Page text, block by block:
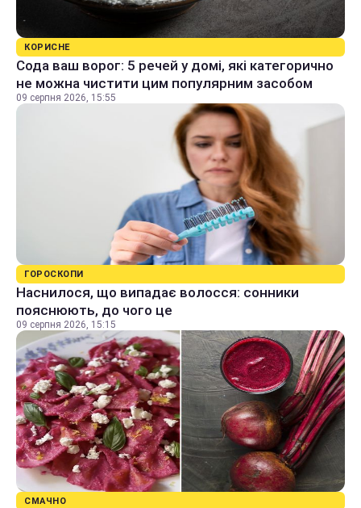
КОРИСНЕ
Сода ваш ворог: 5 речей у домі, які категорично
не можна чистити цим популярним засобом
09 серпня 2026, 15:55
ГОРОСКОПИ
Наснилося, що випадає волосся: сонники
пояснюють, до чого це
09 серпня 2026, 15:15
СМАЧНО